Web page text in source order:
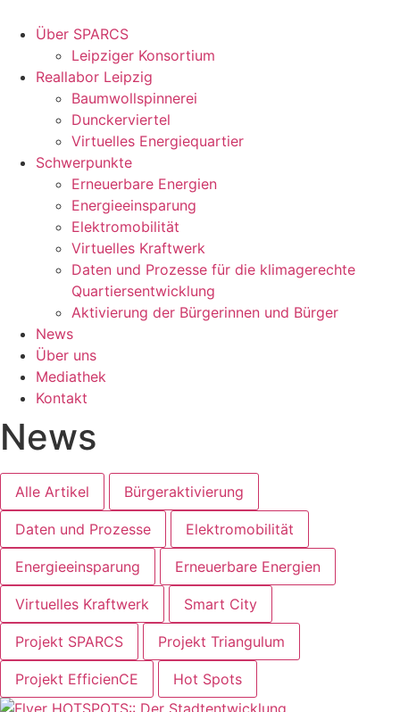
Über SPARCS
Leipziger Konsortium
Reallabor Leipzig
Baumwollspinnerei
Dunckerviertel
Virtuelles Energiequartier
Schwerpunkte
Erneuerbare Energien
Energieeinsparung
Elektromobilität
Virtuelles Kraftwerk
Daten und Prozesse für die klimagerechte
Quartiersentwicklung
Aktivierung der Bürgerinnen und Bürger
News
Über uns
Mediathek
Kontakt
News
Alle Artikel Bürgeraktivierung
Daten und Prozesse Elektromobilität
Energieeinsparung Erneuerbare Energien
Virtuelles Kraftwerk Smart City
Projekt SPARCS Projekt Triangulum
Projekt EfficienCE Hot Spots